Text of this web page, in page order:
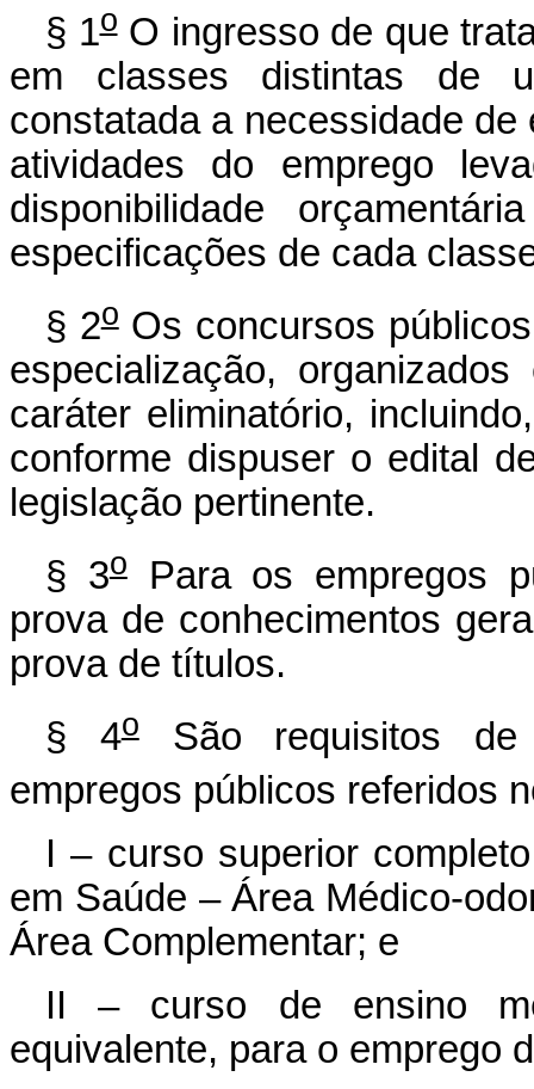
§ 1oO ingresso de que
em classes distintas de
constatada a necessidade
atividades do emprego
disponibilidade
especificações de cada
§ 2oOs concursos
especialização,
caráter eliminatório,
conforme dispuser o edital
legislação pertinente.
§ 3oPara os empregos
prova de conhecimentos
prova de títulos.
§ 4oSão requisitos de
empregos públicos referidos
I – curso superior
em Saúde – Área Médico-
Área Complementar; e
II – curso de ensino
equivalente, para o emprego